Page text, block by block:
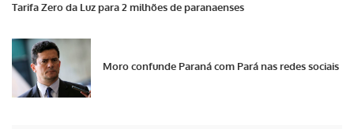
Tarifa Zero da Luz para 2 milhões de paranaenses
Moro confunde Paraná com Pará nas redes sociais